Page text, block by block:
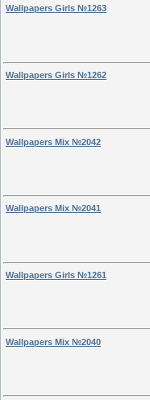
Wallpapers Girls №1263
Wallpapers Girls №1262
Wallpapers Mix №2042
Wallpapers Mix №2041
Wallpapers Girls №1261
Wallpapers Mix №2040